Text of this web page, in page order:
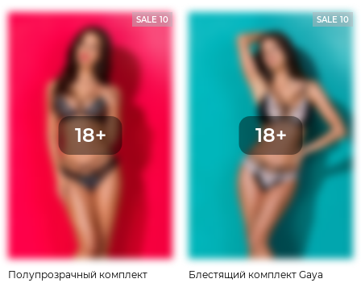
SALE 10
Полупрозрачный комплект
SALE 10
Блестящий комплект Gaya